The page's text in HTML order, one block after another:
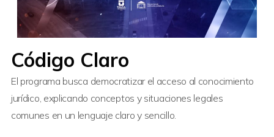
Código Claro
El programa busca democratizar el acceso al conocimiento
jurídico, explicando conceptos y situaciones legales
comunes en un lenguaje claro y sencillo.